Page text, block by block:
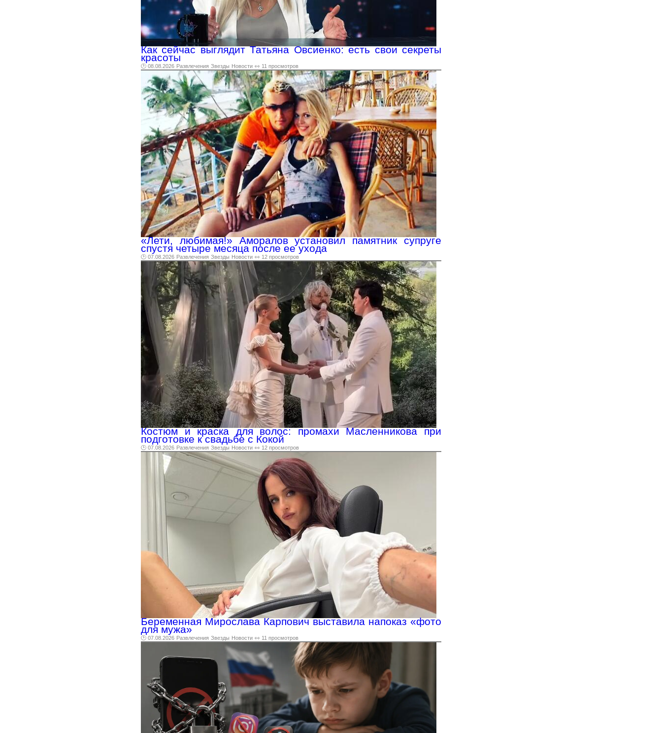
Как сейчас выглядит Татьяна Овсиенко: есть свои секреты
красоты
🕑 08.08.2026 Развлечения Звезды Новости 👀 11 просмотров
«Лети, любимая!» Аморалов установил памятник супруге
спустя четыре месяца после ее ухода
🕑 07.08.2026 Развлечения Звезды Новости 👀 12 просмотров
Костюм и краска для волос: промахи Масленникова при
подготовке к свадьбе с Кокой
🕑 07.08.2026 Развлечения Звезды Новости 👀 12 просмотров
Беременная Мирослава Карпович выставила напоказ «фото
для мужа»
🕑 07.08.2026 Развлечения Звезды Новости 👀 11 просмотров